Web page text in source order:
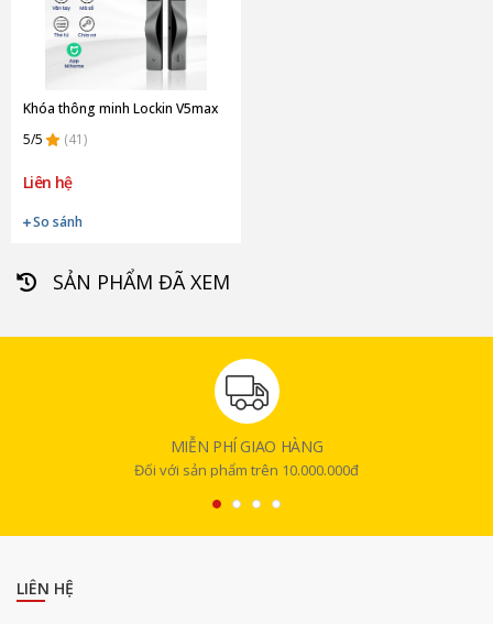
Khóa thông minh Lockin V5max
5/5
(41)
Liên hệ
So sánh
SẢN PHẨM ĐÃ XEM
MIỄN PHÍ GIAO HÀNG
Đối với sản phẩm trên 10.000.000đ
LIÊN HỆ